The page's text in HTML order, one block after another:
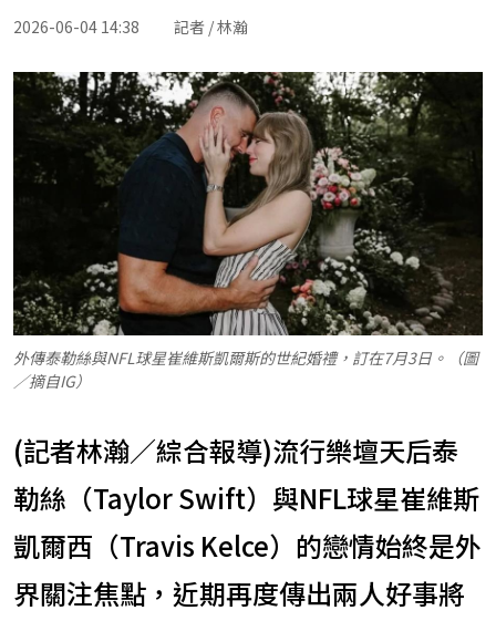
2026-06-04 14:38 記者 / 林瀚
外傳泰勒絲與NFL球星崔維斯凱爾斯的世紀婚禮，訂在7月3日。（圖
／摘自IG）
(記者林瀚／綜合報導)流行樂壇天后泰
勒絲（Taylor Swift）與NFL球星崔維斯
凱爾西（Travis Kelce）的戀情始終是外
界關注焦點，近期再度傳出兩人好事將